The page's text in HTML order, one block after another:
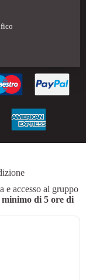
e accesso al gruppo
di 5 ore di